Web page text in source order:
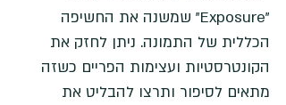
"Exposure" שמשנה את החשיפה
הכללית של התמונה. ניתן לחזק את
הקונטרסטיות ועצימות הפריים כשזה
מתאים לסיפור ותרצו להבליט את